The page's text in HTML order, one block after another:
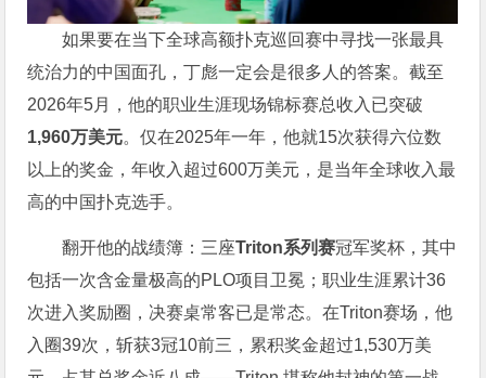
如果要在当下全球高额扑克巡回赛中寻找一张最具
统治力的中国面孔，丁彪一定会是很多人的答案。截至
2026年5月，他的职业生涯现场锦标赛总收入已突破
1,960万美元。仅在2025年一年，他就15次获得六位数
以上的奖金，年收入超过600万美元，是当年全球收入最
高的中国扑克选手。
翻开他的战绩簿：三座Triton系列赛冠军奖杯，其中
包括一次含金量极高的PLO项目卫冕；职业生涯累计36
次进入奖励圈，决赛桌常客已是常态。在Triton赛场，他
入圈39次，斩获3冠10前三，累积奖金超过1,530万美